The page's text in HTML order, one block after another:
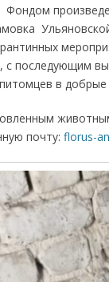
Фондом
с последующим
в добрые
почту: florus-